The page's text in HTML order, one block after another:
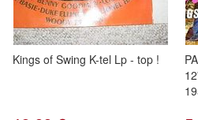
Kings of Swing K-tel Lp - top !